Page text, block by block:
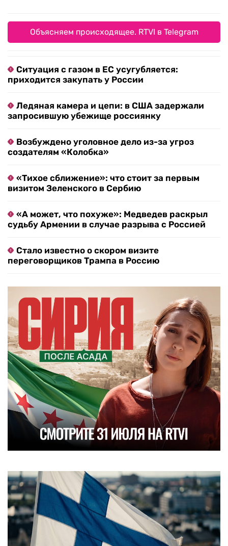
Объясняем происходящее. RTVI в Telegram
Ситуация с газом в ЕС усугубляется:
приходится закупать у России
Ледяная камера и цепи: в США задержали
запросившую убежище россиянку
Возбуждено уголовное дело из-за угроз
создателям «Колобка»
«Тихое сближение»: что стоит за первым
визитом Зеленского в Сербию
«А может, что похуже»: Медведев раскрыл
судьбу Армении в случае разрыва с Россией
Стало известно о скором визите
переговорщиков Трампа в Россию